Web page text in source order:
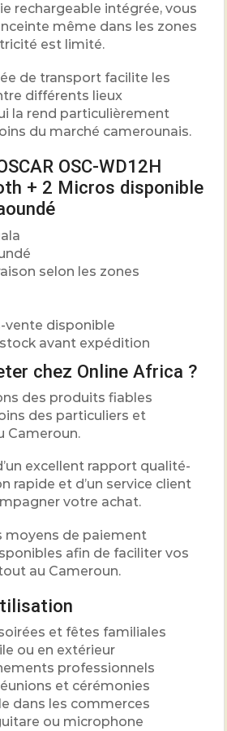
rechargeable intégrée, vous
même dans les zones
est limité.
de transport facilite les
différents lieux
la rend particulièrement
du marché camerounais.
OSC-WD12H
+ 2 Micros disponible
selon les zones
vente disponible
avant expédition
chez Online Africa ?
des produits fiables
des particuliers et
Cameroun.
excellent rapport qualité-
rapide et d’un service client
votre achat.
moyens de paiement
afin de faciliter vos
au Cameroun.
et fêtes familiales
ou en extérieur
professionnels
et cérémonies
dans les commerces
ou microphone